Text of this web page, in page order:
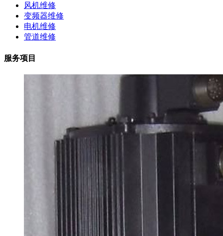
风机维修
变频器维修
电机维修
管道维修
服务项目